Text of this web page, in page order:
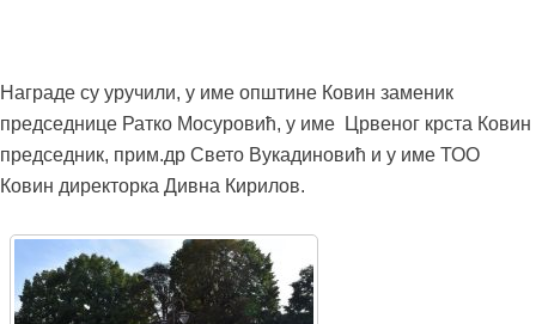
Награде су уручили, у име општине Ковин заменик
председнице Ратко Мосуровић, у име Црвеног крста Ковин
председник, прим.др Свето Вукадиновић и у име ТОО
Ковин директорка Дивна Кирилов.